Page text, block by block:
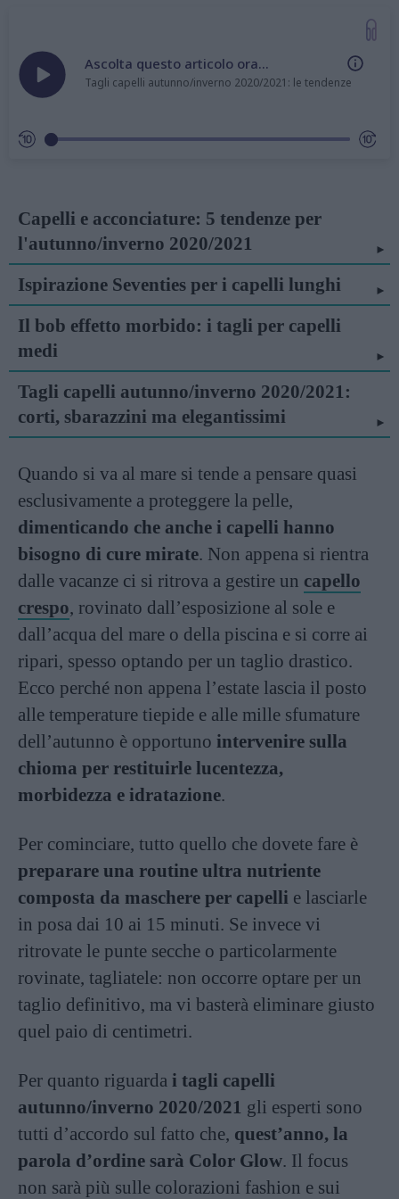
Ascolta questo articolo ora...
Tagli capelli autunno/inverno 2020/2021: le tendenze
Capelli e acconciature: 5 tendenze per
l'autunno/inverno 2020/2021
Ispirazione Seventies per i capelli lunghi
Il bob effetto morbido: i tagli per capelli
medi
Tagli capelli autunno/inverno 2020/2021:
corti, sbarazzini ma elegantissimi
Quando si va al mare si tende a pensare quasi
esclusivamente a proteggere la pelle,
dimenticando che anche i capelli hanno
bisogno di cure mirate. Non appena si rientra
dalle vacanze ci si ritrova a gestire un capello
crespo, rovinato dall’esposizione al sole e
dall’acqua del mare o della piscina e si corre ai
ripari, spesso optando per un taglio drastico.
Ecco perché non appena l’estate lascia il posto
alle temperature tiepide e alle mille sfumature
dell’autunno è opportuno intervenire sulla
chioma per restituirle lucentezza,
morbidezza e idratazione.
Per cominciare, tutto quello che dovete fare è
preparare una routine ultra nutriente
composta da maschere per capelli e lasciarle
in posa dai 10 ai 15 minuti. Se invece vi
ritrovate le punte secche o particolarmente
rovinate, tagliatele: non occorre optare per un
taglio definitivo, ma vi basterà eliminare giusto
quel paio di centimetri.
Per quanto riguarda i tagli capelli
autunno/inverno 2020/2021 gli esperti sono
tutti d’accordo sul fatto che, quest’anno, la
parola d’ordine sarà Color Glow. Il focus
non sarà più sulle colorazioni fashion e sui